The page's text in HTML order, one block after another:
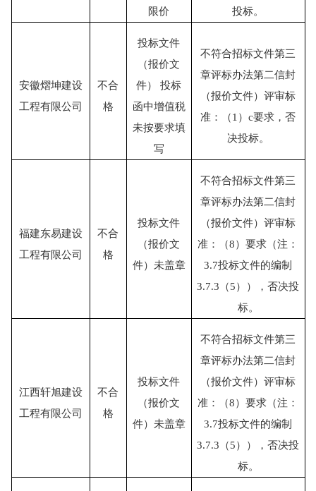
限价
投标。
安徽熠坤建设
工程有限公司
不合
格
投标文件
（报价文
件）
投标
函中增值税
未按要求填
写
不符合招标文件第三
章评标办法第二信封
（报价文件）评审标
准：（1）c要求，否
决投标。
福建东易建设
工程有限公司
不合
格
投标文件
（报价文
件）未盖章
不符合招标文件第三
章评标办法第二信封
（报价文件）评审标
准：（8）要求（注：
3.7投标文件的编制
3.7.3（5）），否决投
标。
江西轩旭建设
工程有限公司
不合
格
投标文件
（报价文
件）未盖章
不符合招标文件第三
章评标办法第二信封
（报价文件）评审标
准：（8）要求（注：
3.7投标文件的编制
3.7.3（5）），否决投
标。